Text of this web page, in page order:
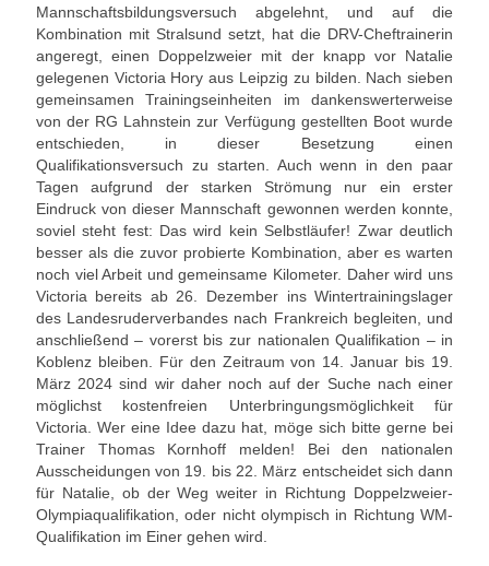
Volleyball
Unser Bootshaus
Bootshaus Galerie
Übernachtung
Gastronomie
Stiftung
Kontakt
Mitgliederbereich
Account anlegen für Mitglieder
Mannschaftsbildungsversuch abgelehnt, und auf die
Kombination mit Stralsund setzt, hat die DRV-Cheftrainerin
angeregt, einen Doppelzweier mit der knapp vor Natalie
gelegenen Victoria Hory aus Leipzig zu bilden. Nach sieben
gemeinsamen Trainingseinheiten im dankenswerterweise
von der RG Lahnstein zur Verfügung gestellten Boot wurde
entschieden, in dieser Besetzung einen
Qualifikationsversuch zu starten. Auch wenn in den paar
Tagen aufgrund der starken Strömung nur ein erster
Eindruck von dieser Mannschaft gewonnen werden konnte,
soviel steht fest: Das wird kein Selbstläufer! Zwar deutlich
besser als die zuvor probierte Kombination, aber es warten
noch viel Arbeit und gemeinsame Kilometer. Daher wird uns
Victoria bereits ab 26. Dezember ins Wintertrainingslager
des Landesruderverbandes nach Frankreich begleiten, und
anschließend – vorerst bis zur nationalen Qualifikation – in
Koblenz bleiben. Für den Zeitraum von 14. Januar bis 19.
März 2024 sind wir daher noch auf der Suche nach einer
möglichst kostenfreien Unterbringungsmöglichkeit für
Victoria. Wer eine Idee dazu hat, möge sich bitte gerne bei
Trainer Thomas Kornhoff melden! Bei den nationalen
Ausscheidungen von 19. bis 22. März entscheidet sich dann
für Natalie, ob der Weg weiter in Richtung Doppelzweier-
Olympiaqualifikation, oder nicht olympisch in Richtung WM-
Qualifikation im Einer gehen wird.